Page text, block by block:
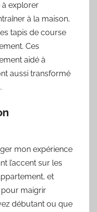
à explorer
à la maison,
tapis de course
Ces
aidé à
aussi transformé
mon expérience
l’accent sur les
et
maigrir
débutant ou que